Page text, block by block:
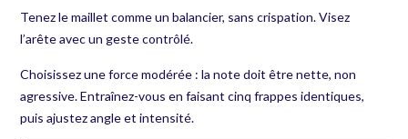
Tenez le maillet comme un balancier, sans crispation. Visez
l’arête avec un geste contrôlé.
Choisissez une force modérée : la note doit être nette, non
agressive. Entraînez-vous en faisant cinq frappes identiques,
puis ajustez angle et intensité.